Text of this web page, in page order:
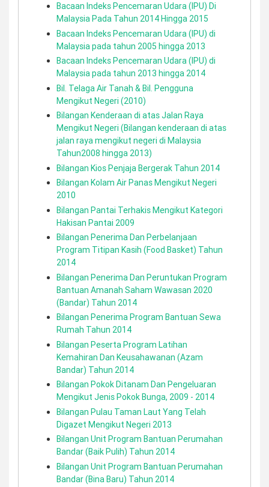
Bacaan Indeks Pencemaran Udara (IPU) Di
Malaysia Pada Tahun 2014 Hingga 2015
Bacaan Indeks Pencemaran Udara (IPU) di
Malaysia pada tahun 2005 hingga 2013
Bacaan Indeks Pencemaran Udara (IPU) di
Malaysia pada tahun 2013 hingga 2014
Bil. Telaga Air Tanah & Bil. Pengguna
Mengikut Negeri (2010)
Bilangan Kenderaan di atas Jalan Raya
Mengikut Negeri (Bilangan kenderaan di atas
jalan raya mengikut negeri di Malaysia
Tahun2008 hingga 2013)
Bilangan Kios Penjaja Bergerak Tahun 2014
Bilangan Kolam Air Panas Mengikut Negeri
2010
Bilangan Pantai Terhakis Mengikut Kategori
Hakisan Pantai 2009
Bilangan Penerima Dan Perbelanjaan
Program Titipan Kasih (Food Basket) Tahun
2014
Bilangan Penerima Dan Peruntukan Program
Bantuan Amanah Saham Wawasan 2020
(Bandar) Tahun 2014
Bilangan Penerima Program Bantuan Sewa
Rumah Tahun 2014
Bilangan Peserta Program Latihan
Kemahiran Dan Keusahawanan (Azam
Bandar) Tahun 2014
Bilangan Pokok Ditanam Dan Pengeluaran
Mengikut Jenis Pokok Bunga, 2009 - 2014
Bilangan Pulau Taman Laut Yang Telah
Digazet Mengikut Negeri 2013
Bilangan Unit Program Bantuan Perumahan
Bandar (Baik Pulih) Tahun 2014
Bilangan Unit Program Bantuan Perumahan
Bandar (Bina Baru) Tahun 2014